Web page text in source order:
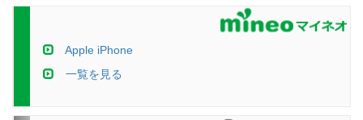
Apple iPhone
一覧を見る